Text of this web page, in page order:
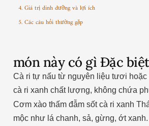
4. Giá trị dinh dưỡng và lợi ích
5. Các câu hỏi thường gặp
món này có gì Đặc biệt
Cà ri tự nấu từ nguyên liệu tươi hoặc
cà ri xanh chất lượng, không chứa
Cơm xào thấm đẫm sốt cà ri xanh
mộc như lá chanh, sả, gừng, ớt xanh.